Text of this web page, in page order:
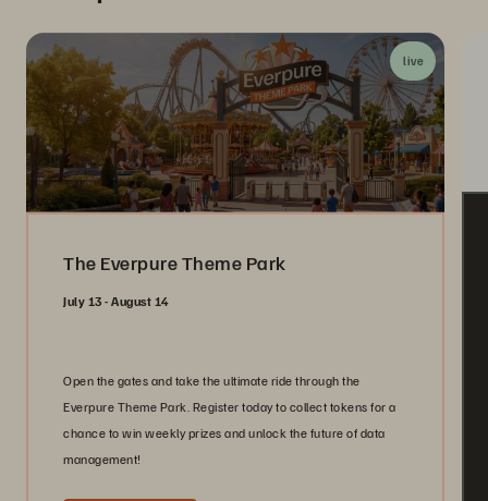
live
The Everpure Theme Park
July 13 - August 14
Open the gates and take the ultimate ride through the
Everpure Theme Park. Register today to collect tokens for a
chance to win weekly prizes and unlock the future of data
management!